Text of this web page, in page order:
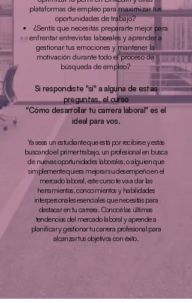
plataformas de empleo para maximizar tus
oportunidades de trabajo?
¿Sentís que necesitás prepararte mejor para
enfrentar entrevistas laborales y aprender a
gestionar tus emociones y mantener la
motivación durante todo el proceso de
búsqueda de empleo?
Si respondiste "sí" a alguna de estas
preguntas, el curso
"Cómo desarrollar tu carrera laboral" es el
ideal para vos.
Ya seas un estudiante que está por recibirse y estás
buscando el primer trabajo, un profesional en busca
de nuevas oportunidades laborales, o alguien que
simplemente quiera mejorar su desempeño en el
mercado laboral, este curso te va a dar las
herramientas, conocimientos y habilidades
interpersonales esenciales que necesitás para
destacar en tu carrera. Conocé las últimas
tendencias del mercado laboral y aprende a
planificar y gestionar tu carrera profesional para
alcanzar tus objetivos con éxito.